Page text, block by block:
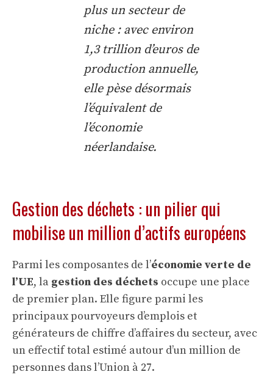
plus un secteur de
niche : avec environ
1,3 trillion d’euros de
production annuelle,
elle pèse désormais
l’équivalent de
l’économie
néerlandaise.
Gestion des déchets : un pilier qui
mobilise un million d’actifs européens
Parmi les composantes de l’économie verte de
l’UE, la gestion des déchets occupe une place
de premier plan. Elle figure parmi les
principaux pourvoyeurs d’emplois et
générateurs de chiffre d’affaires du secteur, avec
un effectif total estimé autour d’un million de
personnes dans l’Union à 27.